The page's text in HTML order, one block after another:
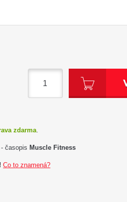
zdarma.
časopis Muscle Fitness
Co to znamená?